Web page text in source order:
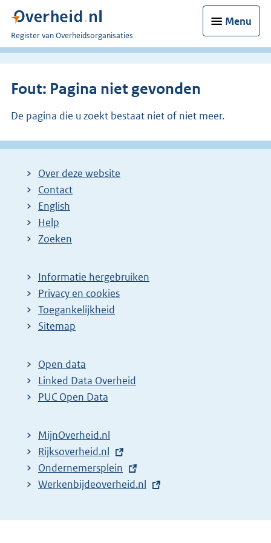
Menu
U
bent
Register van Overheidsorganisaties
Fout: Pagina niet gevonden
De pagina die u zoekt bestaat niet of niet meer.
Over deze website
Contact
English
Help
Zoeken
Informatie hergebruiken
Privacy en cookies
Toegankelijkheid
Sitemap
Open data
Linked Data Overheid
PUC Open Data
MijnOverheid.nl
E
x
t
r
Rijksoverheid.nl
E
x
e
Ondernemersplein
E
t
Werkenbijdeoverheid.nl